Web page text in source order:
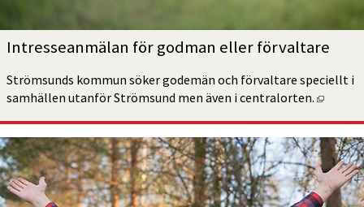
Intresseanmälan för godman eller förvaltare
Strömsunds kommun söker godemän och förvaltare speciellt i
samhällen utanför Strömsund men även i centralorten.